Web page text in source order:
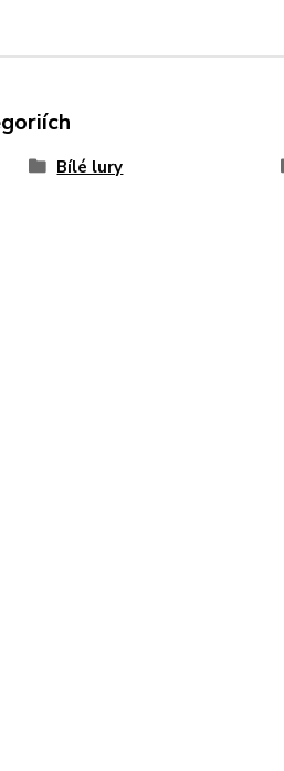
Bílé lury